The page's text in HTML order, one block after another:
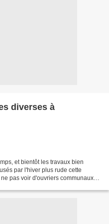
diverses à
et bientôt les travaux bien
par l'hiver plus rude cette
pas voir d'ouvriers communaux